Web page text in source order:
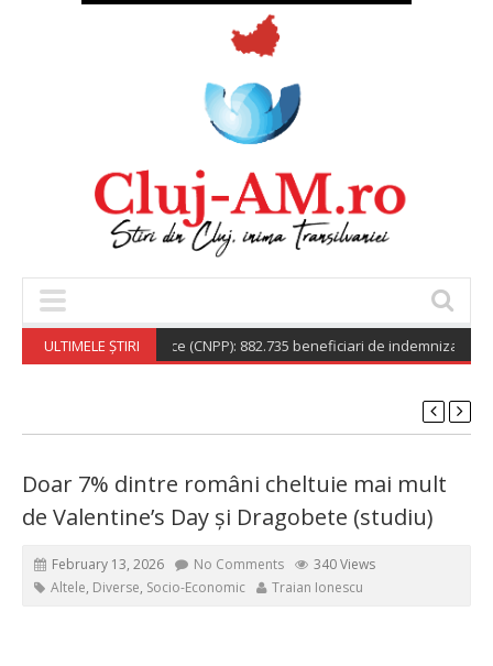
ULTIMELE ȘTIRI
de Pensii Publice (CNPP): 882.735 beneficiari de indemnizație
Doar 7% dintre români cheltuie mai mult
de Valentine’s Day și Dragobete (studiu)
February 13, 2026 No Comments
340 Views
Altele, Diverse, Socio-Economic Traian Ionescu